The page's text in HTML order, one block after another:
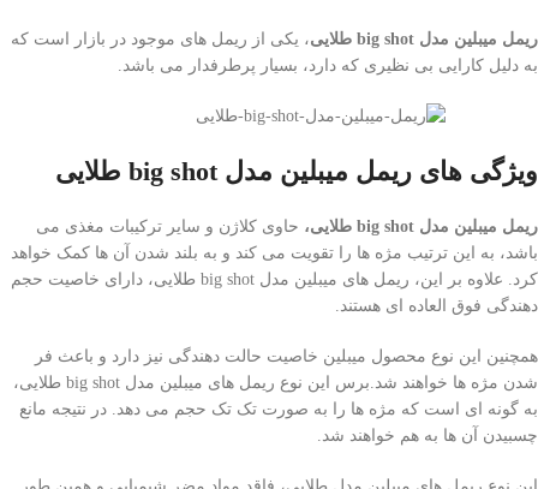
ریمل میبلین مدل big shot طلایی، یکی از ریمل های موجود در بازار است که
به دلیل کارایی بی نظیری که دارد، بسیار پرطرفدار می باشد.
ویژگی های ریمل میبلین مدلbig shot طلایی
ریمل میبلین مدل big shot طلایی، حاوی کلاژن و سایر ترکیبات مغذی می
باشد، به این ترتیب مژه ها را تقویت می کند و به بلند شدن آن ها کمک خواهد
کرد. علاوه بر این، ریمل های میبلین مدل big shot طلایی، دارای خاصیت حجم
دهندگی فوق العاده ای هستند.
همچنین این نوع محصول میبلین خاصیت حالت دهندگی نیز دارد و باعث فر
شدن مژه ها خواهند شد.برس این نوع ریمل های میبلین مدل big shot طلایی،
به گونه ای است که مژه ها را به صورت تک تک حجم می دهد. در نتیجه مانع
چسبیدن آن ها به هم خواهند شد.